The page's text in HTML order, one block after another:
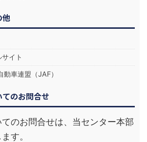
他
イト
車連盟（JAF）
のお問合せ
のお問合せは、当センター本部
す。